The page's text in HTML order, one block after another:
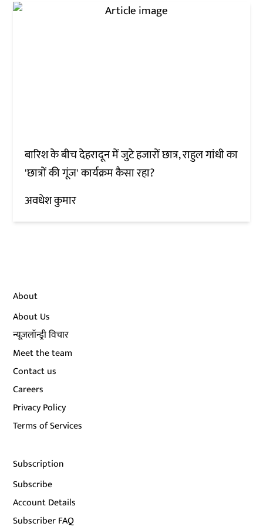
बारिश के बीच देहरादून में जुटे हजारों छात्र, राहुल गांधी का
'छात्रों की गूंज' कार्यक्रम कैसा रहा?
अवधेश कुमार
About
About Us
न्यूज़लॉन्ड्री विचार
Meet the team
Contact us
Careers
Privacy Policy
Terms of Services
Subscription
Subscribe
Account Details
Subscriber FAQ